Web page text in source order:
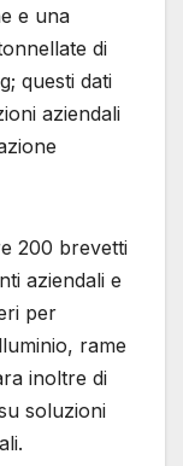
e una
di
questi dati
aziendali
200 brevetti
aziendali e
per
rame
inoltre di
soluzioni